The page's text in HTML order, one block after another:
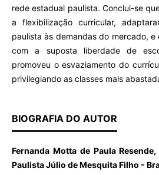
rede estadual paulista. Conclui-se
a flexibilização curricular,
paulista às demandas do mercado, e
com a suposta liberdade de
promoveu o esvaziamento do
privilegiando as classes mais
BIOGRAFIA DO AUTOR
Fernanda Motta de Paula
Paulista Júlio de Mesquita Filho -